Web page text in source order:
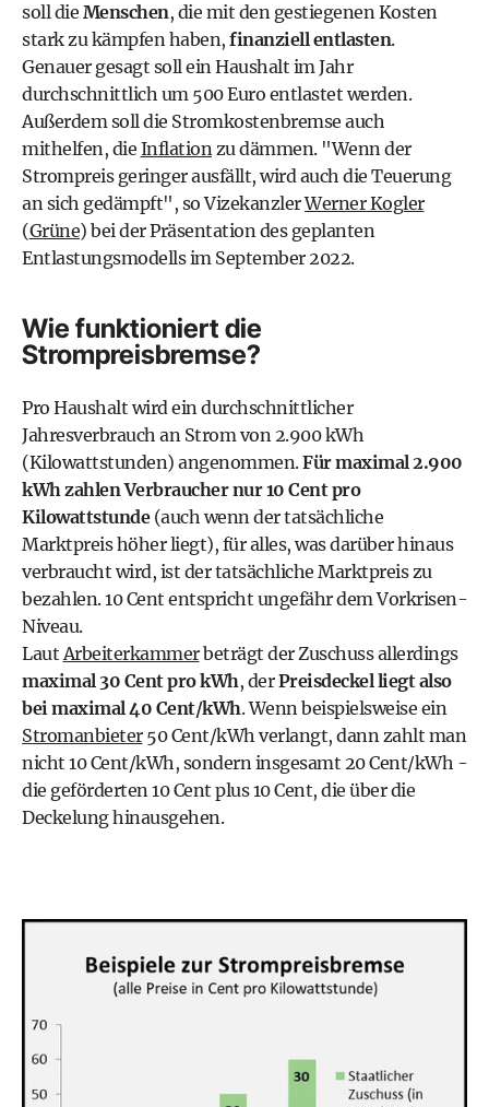
soll die Menschen, die mit den gestiegenen Kosten
stark zu kämpfen haben, finanziell entlasten.
Genauer gesagt soll ein Haushalt im Jahr
durchschnittlich um 500 Euro entlastet werden.
Außerdem soll die Stromkostenbremse auch
mithelfen, die Inflationzu dämmen. "Wenn der
Strompreis geringer ausfällt, wird auch die Teuerung
an sich gedämpft", so VizekanzlerWerner Kogler
(Grüne) bei der Präsentation des geplanten
Entlastungsmodells im September 2022.
Wie funktioniert die
Strompreisbremse?
Pro Haushalt wird ein durchschnittlicher
Jahresverbrauch an Strom von 2.900 kWh
(Kilowattstunden) angenommen.Für maximal 2.900
kWh zahlen Verbraucher nur 10 Cent pro
Kilowattstunde(auch wenn der tatsächliche
Marktpreis höher liegt), für alles, was darüber hinaus
verbraucht wird, ist der tatsächliche Marktpreis zu
bezahlen. 10 Cent entspricht ungefähr dem Vorkrisen-
Niveau.
LautArbeiterkammerbeträgt der Zuschuss allerdings
maximal 30 Cent pro kWh, derPreisdeckel liegt also
bei maximal 40 Cent/kWh. Wenn beispielsweise ein
Stromanbieter50 Cent/kWh verlangt, dann zahlt man
nicht 10 Cent/kWh, sondern insgesamt 20 Cent/kWh -
die geförderten 10 Cent plus 10 Cent, die über die
Deckelung hinausgehen.